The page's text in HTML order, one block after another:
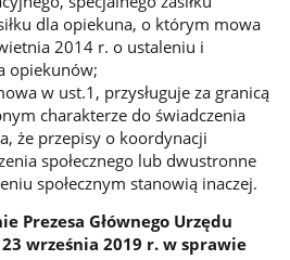
dla opiekuna, o którym mowa
2014 r. o ustaleniu i
opiekunów;
w ust.1, przysługuje za granicą
charakterze do świadczenia
że przepisy o koordynacji
społecznego lub dwustronne
społecznym stanowią inaczej.
Prezesa Głównego Urzędu
września 2019 r. w sprawie